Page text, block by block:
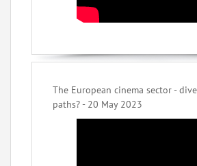
The European cinema sector -
paths? - 20 May 2023